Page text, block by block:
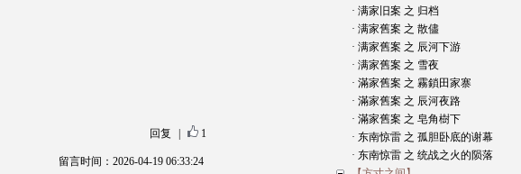
回复 1
留言时间：2026-04-19 06:33:24
· 满家旧案 之 归档
· 满家舊案 之 散儘
· 满家舊案 之 辰河下游
· 满家舊案 之 雪夜
· 滿家舊案 之 霧鎖田家寨
· 滿家舊案 之 辰河夜路
· 滿家舊案 之 皂角樹下
· 东南惊雷 之 孤胆卧底的谢幕
· 东南惊雷 之 统战之火的陨落